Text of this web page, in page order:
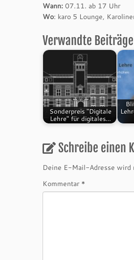
Wann: 07.11. ab 17 Uhr
Wo: karo 5 Lounge,
Verwandte
Sonderpreis "Digitale
Lehre" für digitales…
Schreibe einen
Deine E-Mail-Adresse
Kommentar *